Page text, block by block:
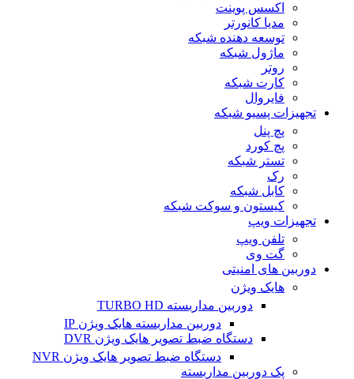
اکسس پوینت
مدیا کانورتر
توسعه دهنده شبکه
ماژول شبکه
روتر
کارت شبکه
فایروال
تجهیزات پسیو شبکه
پچ پنل
پچ کورد
تستر شبکه
رک
کابل شبکه
کیستون و سوکت شبکه
تجهیزات ویپ
تلفن ویپ
گت وی
دوربین های امنیتی
هایک ویژن
دوربین مداربسته TURBO HD
دوربین مداربسته هایک ویژن IP
دستگاه ضبط تصویر هایک ویژن DVR
دستگاه ضبط تصویر هایک ویژن NVR
پک دوربین مداربسته